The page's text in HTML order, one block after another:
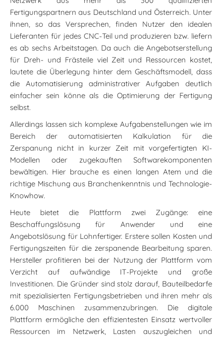
Fertigungspartnern aus Deutschland und Österreich. Unter
ihnen, so das Versprechen, finden Nutzer den idealen
Lieferanten für jedes CNC-Teil und produzieren bzw. liefern
es ab sechs Arbeitstagen. Da auch die Angebotserstellung
für Dreh- und Frästeile viel Zeit und Ressourcen kostet,
lautete die Überlegung hinter dem Geschäftsmodell, dass
die Automatisierung administrativer Aufgaben deutlich
einfacher sein könne als die Optimierung der Fertigung
selbst.
Allerdings lassen sich komplexe Aufgabenstellungen wie im
Bereich der automatisierten Kalkulation für die
Zerspanung nicht in kurzer Zeit mit vorgefertigten KI-
Modellen oder zugekauften Softwarekomponenten
bewältigen. Hier brauche es einen langen Atem und die
richtige Mischung aus Branchenkenntnis und Technologie-
Knowhow.
Heute bietet die Plattform zwei Zugänge: eine
Beschaffungslösung für Anwender und eine
Angebotslösung für Lohnfertiger. Erstere sollen Kosten und
Fertigungszeiten für die zerspanende Bearbeitung sparen.
Hersteller profitieren bei der Nutzung der Plattform vom
Verzicht auf aufwändige IT-Projekte und große
Investitionen. Die Gründer sind stolz darauf, Bauteilbedarfe
mit spezialisierten Fertigungsbetrieben und ihren mehr als
6.000 Maschinen zusammenzubringen. Die digitale
Plattform ermögliche den effizientesten Einsatz wertvoller
Ressourcen im Netzwerk, Lasten auszugleichen und